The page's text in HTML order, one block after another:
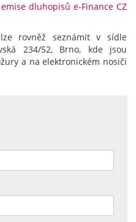
dluhopisů e-Finance CZ
rovněž seznámit v sídle
234/52, Brno, kde jsou
a na elektronickém nosiči